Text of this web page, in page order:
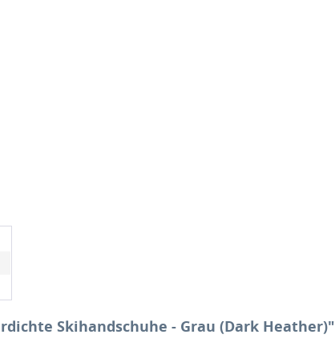
Skihandschuhe - Grau (Dark Heather)"